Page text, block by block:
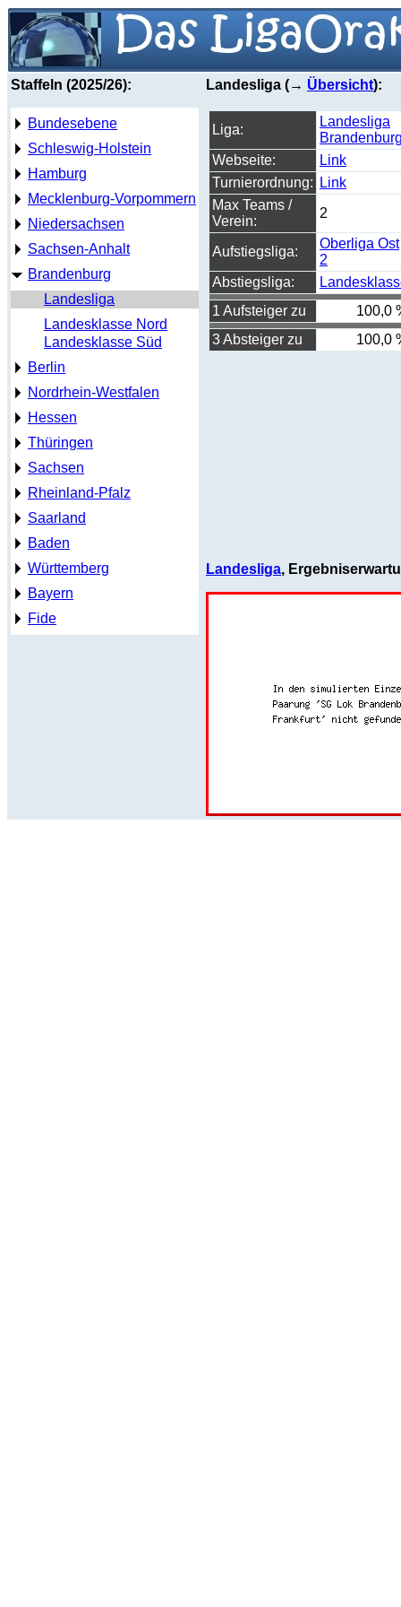
Staffeln (2025/26):
Bundesebene
Schleswig-Holstein
Hamburg
Mecklenburg-Vorpommern
Niedersachsen
Sachsen-Anhalt
Brandenburg
Landesliga
Landesklasse Nord
Landesklasse Süd
Berlin
Nordrhein-Westfalen
Hessen
Thüringen
Sachsen
Rheinland-Pfalz
Saarland
Baden
Württemberg
Bayern
Fide
Landesliga (→ Übersicht):
Liga:
Landesliga
Webseite:
Link
Turnierordnung:
Link
Max Teams /
Verein:
2
Aufstiegsliga:
Oberliga Ost
2
Abstiegsliga:
1 Aufsteiger zu
100,0
3 Absteiger zu
100,0
Landesliga,